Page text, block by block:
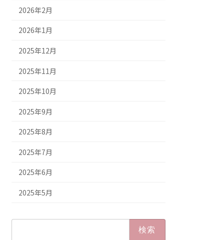
2026年2月
2026年1月
2025年12月
2025年11月
2025年10月
2025年9月
2025年8月
2025年7月
2025年6月
2025年5月